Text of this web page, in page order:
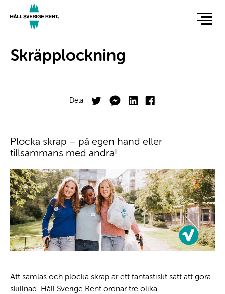
huvudinnehåll
HeroSkräpplockning
Dela
Plocka skräp – på egen hand eller
tillsammans med andra!
Att samlas och plocka skräp är ett fantastiskt sätt att göra
skillnad. Håll Sverige Rent ordnar tre olika